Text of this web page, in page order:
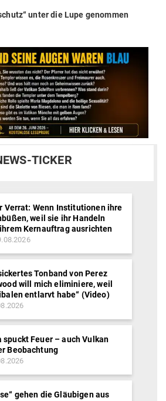
unter die Lupe genommen
TICKER
Verrat: Wenn Institutionen ihre
weil sie ihr Handeln
Kernauftrag ausrichten
Tonband von Perez
will mich eliminiere, weil
entlarvt habe“ (Video)
spuckt Feuer – auch Vulkan
Beobachtung
gehen die Gläubigen aus